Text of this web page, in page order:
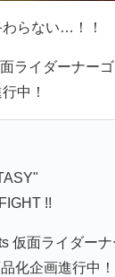
らない…！！
面ライダーナー
中！
!!
仮面ライダー
化企画進行中！